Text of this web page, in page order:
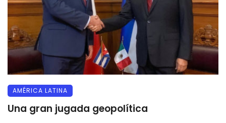
AMÉRICA LATINA
Una gran jugada geopolítica